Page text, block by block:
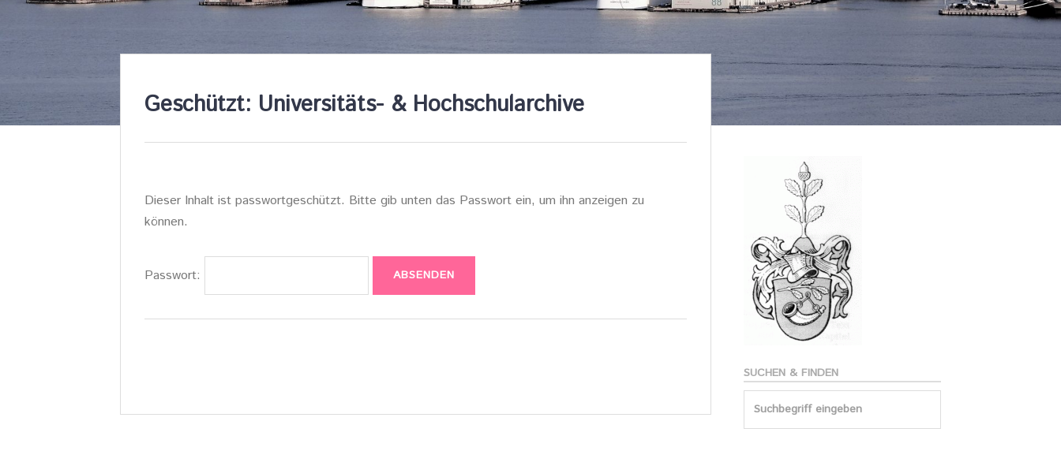
Geschützt: Universitäts- & Hochschularchive
Dieser Inhalt ist passwortgeschützt. Bitte gib unten das Passwort ein, um ihn anzeigen zu
können.
Passwort:
SUCHEN & FINDEN
Search